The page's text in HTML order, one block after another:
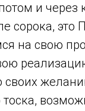
и через
сорока,
на свою
своих
тоска,